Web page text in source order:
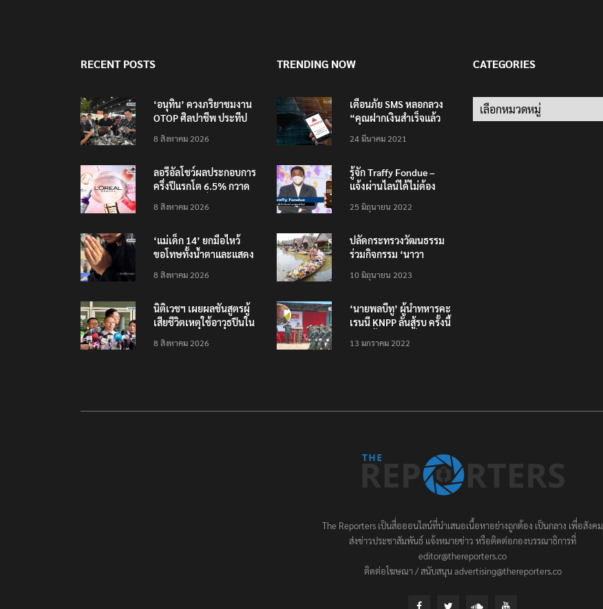
RECENT POSTS
‘อนุทิน’ ควงภริยาชมงาน
OTOP ศิลปาชีพ ประทีป
8 สิงหาคม 2026
ลอรีอัลโชว์ผลประกอบการ
ครึ่งปีแรกโต 6.5% กวาด
คว้าไลเซนส์ ‘กุชชี่’ 50 ปี
ตลาดไทย
8 สิงหาคม 2026
‘แม่เด็ก 14’ ยกมือไหว้
ขอโทษทั้งน้ำตาและแสดง
เสียชีวิต
8 สิงหาคม 2026
นิติเวชฯ เผยผลชันสูตรผู้
เสียชีวิตเหตุใช้อาวุธปืนใน
จุดสำคัญทั้งหมด
8 สิงหาคม 2026
TRENDING NOW
เตือนภัย SMS หลอกลวง
“คุณฝากเงินสำเร็จแล้ว
200,000 บาท”
24 มีนาคม 2021
รู้จัก Traffy Fondue –
แจ้งผ่านไลน์ได้ไม่ต้อง
ทั่วไทย ไม่ใช่แค่ในกรุง
25 มิถุนายน 2022
ปลัดกระทรวงวัฒนธรรม
ร่วมกิจกรรม ‘นาวา
ตักบาตรทางน้ำ
10 มิถุนายน 2023
‘นายพลบีทู’ ผู้นำทหารคะ
เรนนี KNPP ลั่นสู้รบ ครั้งนี้
ประชาชนต้องชนะ
13 มกราคม 2022
CATEGORIES
Categories
The Reporters เป็นสื่อออนไลน์ที่นำเสนอเนื้อหาอย่างถูกต้อง เป็นกลาง เพื่อสังคม
ส่งข่าวประชาสัมพันธ์ แจ้งหมายข่าว หรือติดต่อกองบรรณาธิการที่
editor@thereporters.co
ติดต่อโฆษณา / สนับสนุน advertising@thereporters.co